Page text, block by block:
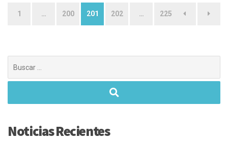
Paginación
1 … 200 201 202 … 225
Noticias Recientes